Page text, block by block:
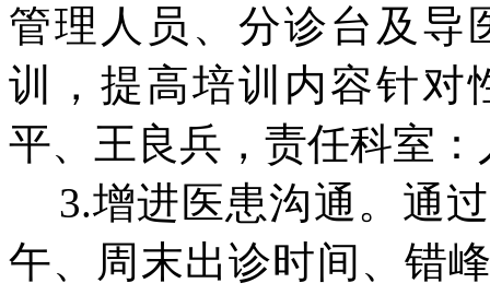
管理人员、分诊台及导
训，提高培训内容针对
平、王良兵，责任科室
3.增进医患沟通。通
午、周末出诊时间、错